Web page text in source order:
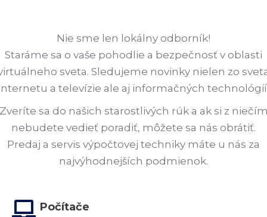
Nie sme len lokálny odborník!
Staráme sa o vaše pohodlie a bezpečnosť v oblasti
sveta. Sledujeme novinky nielen zo
a televízie ale aj informačných
sa do našich starostlivých rúk a ak si z
nebudete vedieť poradiť, môžete sa nás obrátiť.
Predaj a servis výpočtovej techniky máte u nás za
najvýhodnejších podmienok.
Počítače